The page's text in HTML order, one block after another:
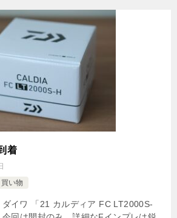
着
買い物
イワ 「21 カルディア FC LT2000S-